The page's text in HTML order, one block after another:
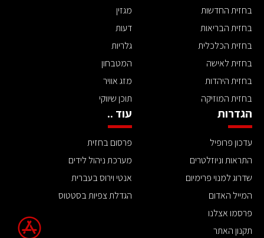
בחזית החדשות
בחזית הבריאות
בחזית הכלכלית
בחזית לאישה
בחזית היהדות
בחזית המוזיקה
מגזין
דעות
גלריות
המטבחון
מזג אוויר
תוכן שיווקי
הגדרות
עדכון פרופיל
התראות וניוזלטרים
שדרוג למנוי פרימיום
המייל האדום
פרסמו אצלנו
תקנון האתר
עוד ..
פרסום בחזית
מערכת ניהול לידים
אנטי וירוס בעברית
הגדלת צפיות בסטטוס